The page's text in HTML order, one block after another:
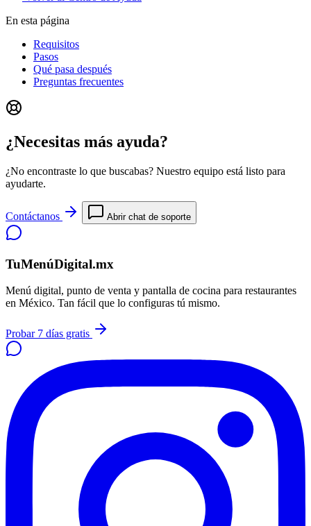
En esta página
Requisitos
Pasos
Qué pasa después
Preguntas frecuentes
¿Necesitas más ayuda?
¿No encontraste lo que buscabas? Nuestro equipo está listo para
ayudarte.
Contáctanos Abrir chat de soporte
TuMenúDigital.mx
Menú digital, punto de venta y pantalla de cocina para restaurantes
en México. Tan fácil que lo configuras tú mismo.
Probar 7 días gratis